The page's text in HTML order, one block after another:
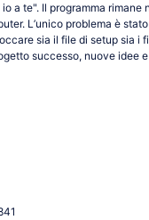
a te". Il programma rimane
L’unico problema è
sia il file di setup sia i
successo, nuove idee